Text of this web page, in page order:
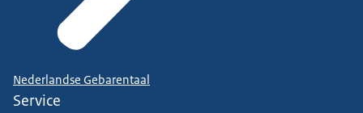
Nederlandse Gebarentaal
Service